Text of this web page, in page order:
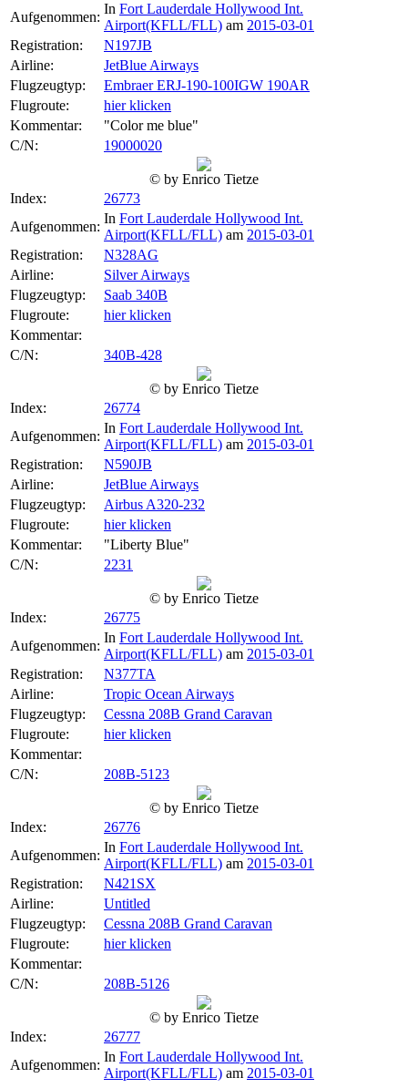
Aufgenommen:
In Fort Lauderdale Hollywood Int.
Airport(KFLL/FLL) am 2015-03-01
Registration:
N197JB
Airline:
JetBlue Airways
Flugzeugtyp:
Embraer ERJ-190-100IGW 190AR
Flugroute:
hier klicken
Kommentar:
"Color me blue"
C/N:
19000020
© by Enrico Tietze
Index:
26773
Aufgenommen:
In Fort Lauderdale Hollywood Int.
Airport(KFLL/FLL) am 2015-03-01
Registration:
N328AG
Airline:
Silver Airways
Flugzeugtyp:
Saab 340B
Flugroute:
hier klicken
Kommentar:
C/N:
340B-428
© by Enrico Tietze
Index:
26774
Aufgenommen:
In Fort Lauderdale Hollywood Int.
Airport(KFLL/FLL) am 2015-03-01
Registration:
N590JB
Airline:
JetBlue Airways
Flugzeugtyp:
Airbus A320-232
Flugroute:
hier klicken
Kommentar:
"Liberty Blue"
C/N:
2231
© by Enrico Tietze
Index:
26775
Aufgenommen:
In Fort Lauderdale Hollywood Int.
Airport(KFLL/FLL) am 2015-03-01
Registration:
N377TA
Airline:
Tropic Ocean Airways
Flugzeugtyp:
Cessna 208B Grand Caravan
Flugroute:
hier klicken
Kommentar:
C/N:
208B-5123
© by Enrico Tietze
Index:
26776
Aufgenommen:
In Fort Lauderdale Hollywood Int.
Airport(KFLL/FLL) am 2015-03-01
Registration:
N421SX
Airline:
Untitled
Flugzeugtyp:
Cessna 208B Grand Caravan
Flugroute:
hier klicken
Kommentar:
C/N:
208B-5126
© by Enrico Tietze
Index:
26777
Aufgenommen:
In Fort Lauderdale Hollywood Int.
Airport(KFLL/FLL) am 2015-03-01